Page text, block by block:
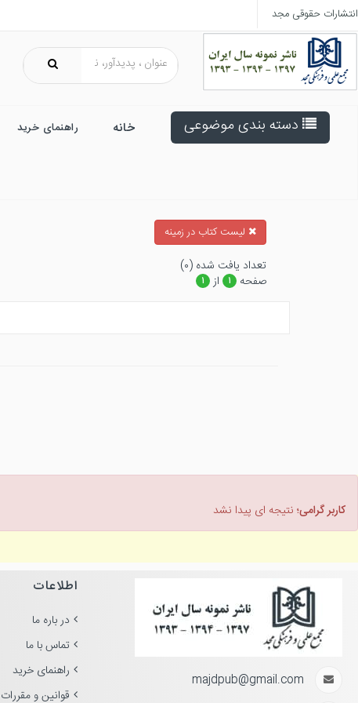
انتشارات حقوقی مجد
دسته بندی موضوعی خانه راهنمای خرید
ليست كتاب در زمينه
تعداد يافت شده (۰)
صفحه
۱ از ۱
کاربر گرامی؛ نتیجه ای پیدا نشد
majdpub@gmail.com
اطلاعات
در باره ما
تماس با ما
راهنمای خرید
قوانین و مقررات